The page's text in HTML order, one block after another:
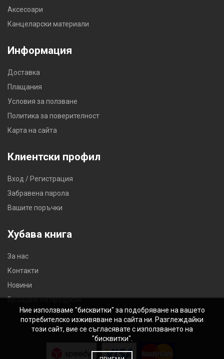
Аксесоари
Канцеларски материали
Информация
Доставка
Плащания
Условия за ползване
Политика за поверителност
Карта на сайта
Клиентски профил
Вход / Регистрация
Забравена парола
Вашите поръчки
Хубава книга
За нас
Контакти
Новини
Връщане на продукти
Ние използваме "бисквитки" за подобряване на вашето
потребителско изживяване на сайта ни. Разглеждайки
този сайт, вие се съгласявате с използването на
"бисквитки".